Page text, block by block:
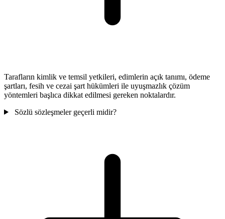
Tarafların kimlik ve temsil yetkileri, edimlerin açık tanımı, ödeme
şartları, fesih ve cezai şart hükümleri ile uyuşmazlık çözüm
yöntemleri başlıca dikkat edilmesi gereken noktalardır.
Sözlü sözleşmeler geçerli midir?